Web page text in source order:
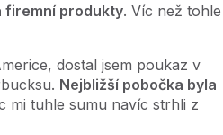
firemní produkty. Víc než tohle
dostal jsem poukaz v
Nejbližší pobočka byla
mi tuhle sumu navíc strhli z